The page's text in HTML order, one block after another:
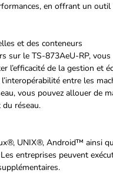
en offrant un
et des conteneurs
sur le TS-873AeU-RP,
l’efficacité de la gestion et
entre les
vous pouvez allouer de
réseau.
UNIX®, Android™ ainsi
entreprises peuvent